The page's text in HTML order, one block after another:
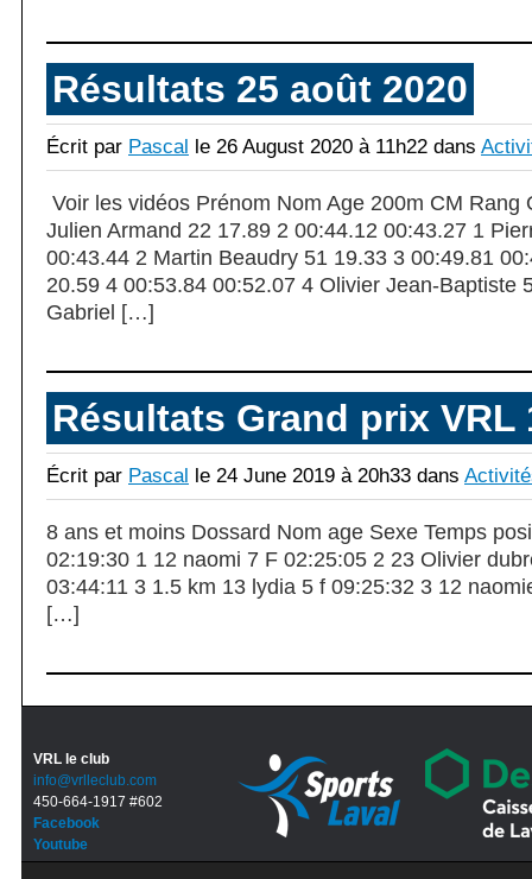
Résultats 25 août 2020
Écrit par Pascal le 26 August 2020 à 11h22 dans
Voir les vidéos Prénom Nom Age 200m CM
Julien Armand 22 17.89 2 00:44.12 00:43.27 1
00:43.44 2 Martin Beaudry 51 19.33 3 00:49.81
20.59 4 00:53.84 00:52.07 4 Olivier Jean-Baptiste
Gabriel […]
Résultats Grand prix VRL
Écrit par Pascal le 24 June 2019 à 20h33 dans
8 ans et moins Dossard Nom age Sexe Temps
02:19:30 1 12 naomi 7 F 02:25:05 2 23 Olivier
03:44:11 3 1.5 km 13 lydia 5 f 09:25:32 3 12
[…]
VRL le club
info@vrlleclub.com
450-664-1917 #602
Facebook
Youtube